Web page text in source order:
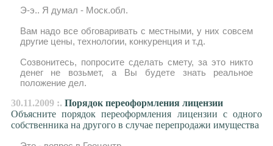
Э-э.. Я думал - Моск.обл.
Вам надо все обговаривать с местными, у них совсем
другие цены, технологии, конкуренция и т.д.
Созвонитесь, попросите сделать смету, за это никто
денег не возьмет, а Вы будете знать реальное
положение дел.
30.11.2009 :. Порядок переоформления лицензии
Объясните порядок переоформления лицензии с одного
собственника на другого в случае перепродажи имущества